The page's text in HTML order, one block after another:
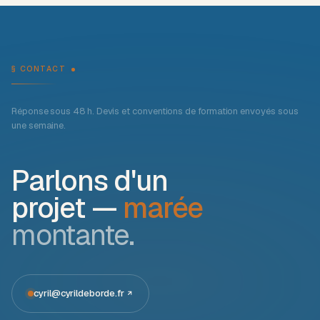
§ CONTACT
Réponse sous 48 h. Devis et conventions de formation envoyés sous
une semaine.
Parlons d'un
projet — marée
montante.
cyril@cyrildeborde.fr